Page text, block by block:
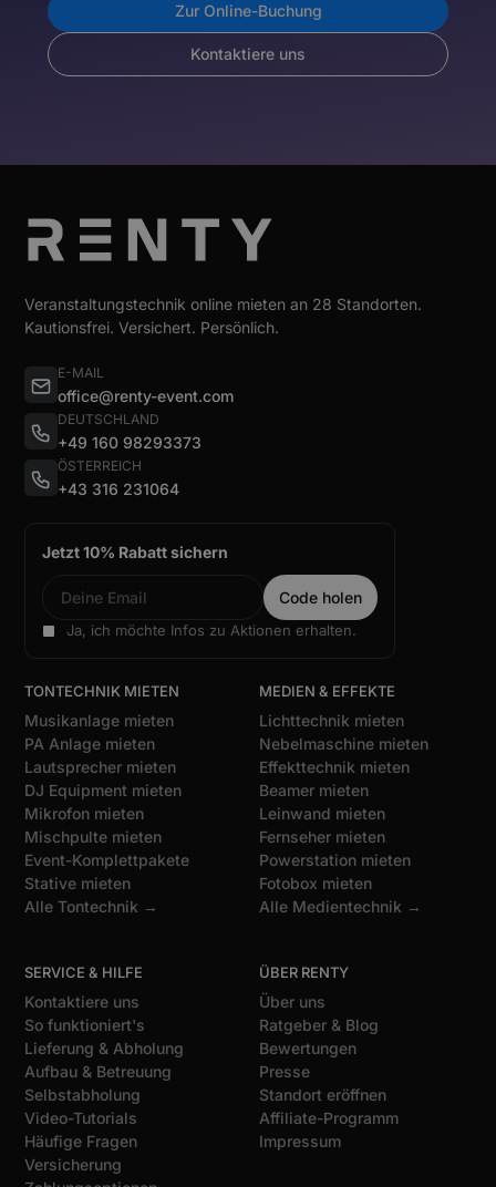
Zur Online-Buchung
Kontaktiere uns
Veranstaltungstechnik online mieten an 28 Standorten.
Kautionsfrei. Versichert. Persönlich.
E-MAIL
office@renty-event.com
DEUTSCHLAND
+49 160 98293373
ÖSTERREICH
+43 316 231064
Jetzt 10% Rabatt sichern
Ja, ich möchte Infos zu Aktionen erhalten.
TONTECHNIK MIETEN
Musikanlage mieten
PA Anlage mieten
Lautsprecher mieten
DJ Equipment mieten
Mikrofon mieten
Mischpulte mieten
Event-Komplettpakete
Stative mieten
Alle Tontechnik →
MEDIEN & EFFEKTE
Lichttechnik mieten
Nebelmaschine mieten
Effekttechnik mieten
Beamer mieten
Leinwand mieten
Fernseher mieten
Powerstation mieten
Fotobox mieten
Alle Medientechnik →
SERVICE & HILFE
Kontaktiere uns
So funktioniert's
Lieferung & Abholung
Aufbau & Betreuung
Selbstabholung
Video-Tutorials
Häufige Fragen
Versicherung
ÜBER RENTY
Über uns
Ratgeber & Blog
Bewertungen
Presse
Standort eröffnen
Affiliate-Programm
Impressum